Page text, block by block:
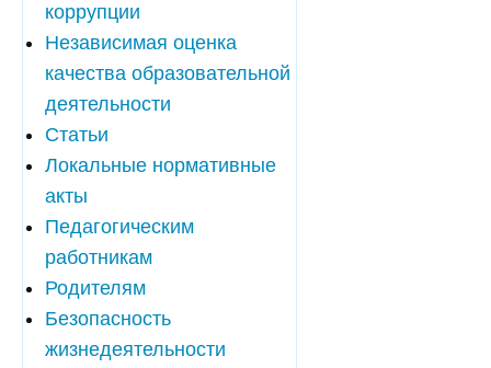
коррупции
Независимая оценка
качества образовательной
деятельности
Статьи
Локальные нормативные
акты
Педагогическим
работникам
Родителям
Безопасность
жизнедеятельности